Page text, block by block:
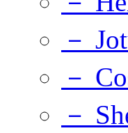
－
－
－